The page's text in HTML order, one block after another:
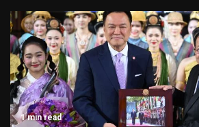
1 min read